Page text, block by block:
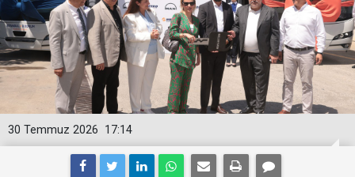
17:14
30 Temmuz 2026